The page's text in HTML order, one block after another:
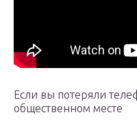
Если вы потеряли
общественном месте